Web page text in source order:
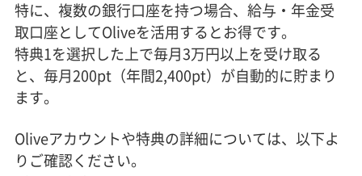
特に、複数の銀行口座を持つ場合、給与・年金受
取口座としてOliveを活用するとお得です。
特典1を選択した上で毎月3万円以上を受け取る
と、毎月200pt（年間2,400pt）が自動的に貯まり
ます。
Oliveアカウントや特典の詳細については、以下よ
りご確認ください。